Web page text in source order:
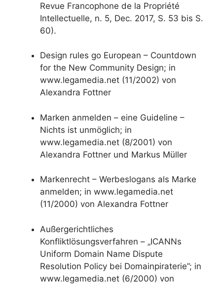
Revue Francophone de la Propriété
Intellectuelle, n. 5, Dec. 2017, S. 53 bis S.
60).
Design rules go European – Countdown
for the New Community Design; in
www.legamedia.net (11/2002) von
Alexandra Fottner
Marken anmelden – eine Guideline –
Nichts ist unmöglich; in
www.legamedia.net (8/2001) von
Alexandra Fottner und Markus Müller
Markenrecht – Werbeslogans als Marke
anmelden; in www.legamedia.net
(11/2000) von Alexandra Fottner
Außergerichtliches
Konfliktlösungsverfahren – „ICANNs
Uniform Domain Name Dispute
Resolution Policy bei Domainpiraterie”; in
www.legamedia.net (6/2000) von